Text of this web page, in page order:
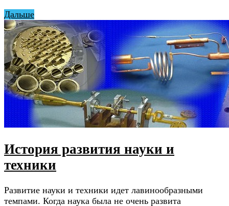
Дальше
История развития науки и
техники
Развитие науки и техники идет лавинообразными
темпами. Когда наука была не очень развита